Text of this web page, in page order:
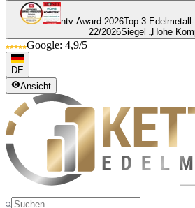
ntv-Award 2026Top 3
22/2026Siegel „Hohe
Google: 4,9/5
DE
Ansicht